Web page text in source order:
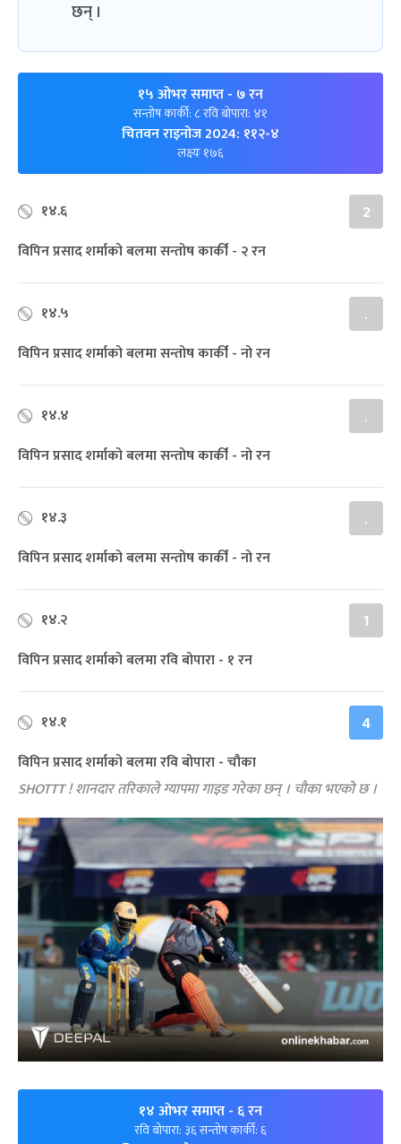
छन् ।
१५ ओभर समाप्त- ७ रन
सन्तोष कार्की: ८ रवि बोपारा: ४१
चितवन राइनोज 2024: ११२-४
लक्ष्यः १७६
१४.६ 2
विपिन प्रसाद शर्माको बलमा सन्तोष कार्की - २ रन
१४.५ .
विपिन प्रसाद शर्माको बलमा सन्तोष कार्की - नो रन
१४.४ .
विपिन प्रसाद शर्माको बलमा सन्तोष कार्की - नो रन
१४.३ .
विपिन प्रसाद शर्माको बलमा सन्तोष कार्की - नो रन
१४.२ 1
विपिन प्रसाद शर्माको बलमा रवि बोपारा - १ रन
१४.१ 4
विपिन प्रसाद शर्माको बलमा रवि बोपारा - चौका
SHOTTT ! शानदार तरिकाले ग्यापमा गाइड गरेका छन् । चौका भएको छ ।
१४ ओभर समाप्त- ६ रन
रवि बोपारा: ३६ सन्तोष कार्की: ६